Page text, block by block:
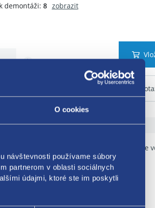
O cookies
návštevnosti používame súbory
partnerom v oblasti sociálnych
údajmi, ktoré ste im poskytli
demontáži: 8 zobrazit
Použiteľné pre